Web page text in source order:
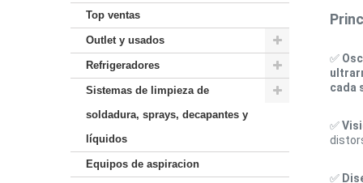
Top ventas
Outlet y usados
Refrigeradores
Sistemas de limpieza de
soldadura, sprays, decapantes y
líquidos
Equipos de aspiracion
✅
cada
✅
✅